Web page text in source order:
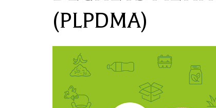
(PLPDMA)